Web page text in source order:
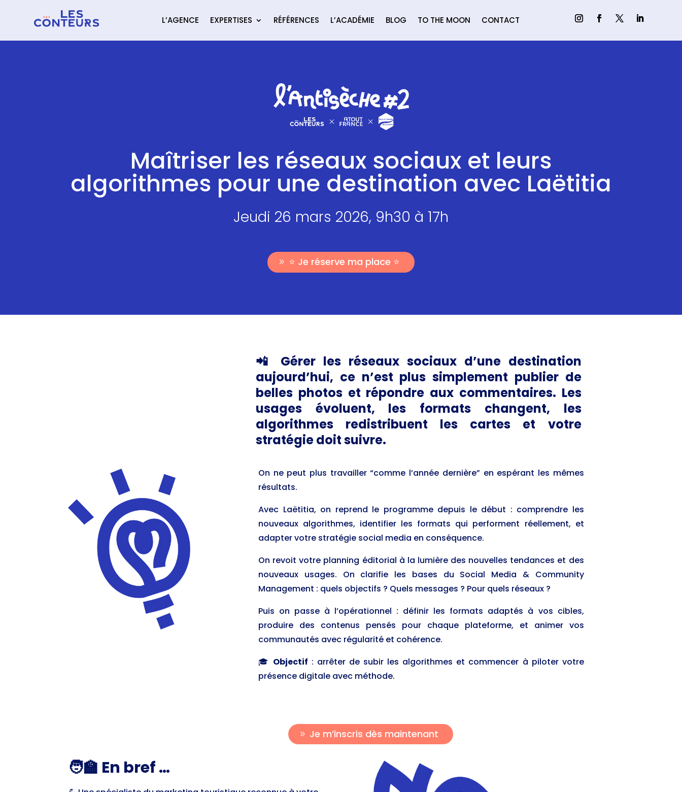
L’AGENCE EXPERTISES RÉFÉRENCES L’ACADÉMIE BLOG TO THE MOON CONTACT
Maîtriser les réseaux sociaux et leurs
algorithmes pour une destination avec Laëtitia
Jeudi 26 mars 2026, 9h30 à 17h
⭐️ Je réserve ma place ⭐️
📲 Gérer les réseaux sociaux d’une destination
aujourd’hui, ce n’est plus simplement publier de
belles photos et répondre aux commentaires. Les
usages évoluent, les formats changent, les
algorithmes redistribuent les cartes et votre
stratégie doit suivre.
On ne peut plus travailler “comme l’année dernière” en espérant les mêmes
résultats.
Avec Laëtitia, on reprend le programme depuis le début : comprendre les
nouveaux algorithmes, identifier les formats qui performent réellement, et
adapter votre stratégie social media en conséquence.
On revoit votre planning éditorial à la lumière des nouvelles tendances et des
nouveaux usages. On clarifie les bases du Social Media & Community
Management : quels objectifs ? Quels messages ? Pour quels réseaux ?
Puis on passe à l’opérationnel : définir les formats adaptés à vos cibles,
produire des contenus pensés pour chaque plateforme, et animer vos
communautés avec régularité et cohérence.
🎓 Objectif : arrêter de subir les algorithmes et commencer à piloter votre
présence digitale avec méthode.
Je m’inscris dès maintenant
🧑‍🏫 En bref …